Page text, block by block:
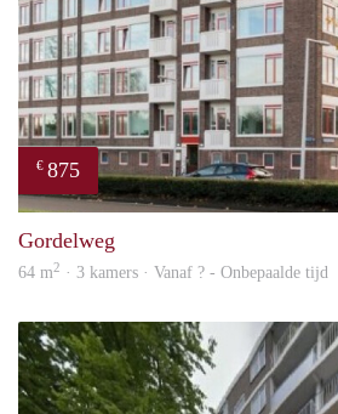
€ 875
Gordelweg
64 m2 · 3 kamers · Vanaf ? - Onbepaalde tijd